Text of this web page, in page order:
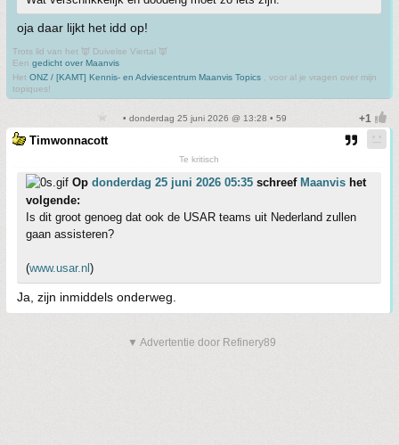
oja daar lijkt het idd op!
Trots lid van het 👿 Duivelse Viertal 👿
Een gedicht over Maanvis
Het ONZ / [KAMT] Kennis- en Adviescentrum Maanvis Topics , voor al je vragen over mijn
topiques!
• donderdag 25 juni 2026 @ 13:28 • 59
Timwonnacott
Te kritisch
Op donderdag 25 juni 2026 05:35 schreef Maanvis het
volgende:
Is dit groot genoeg dat ook de USAR teams uit Nederland zullen
gaan assisteren?
(www.usar.nl )
Ja, zijn inmiddels onderweg.
▼ Advertentie door Refinery89